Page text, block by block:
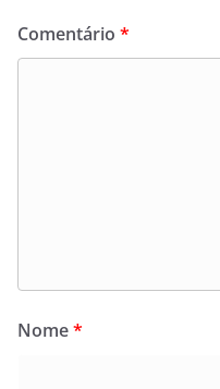
Comentário *
Nome*